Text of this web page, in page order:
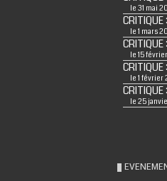
le 31 mai
CRITIQUE
le 1 mars
CRITIQUE
le 15
CRITIQUE
le 1
CRITIQUE
le 25